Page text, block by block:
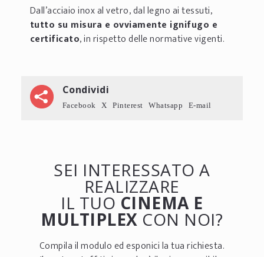
Dall’acciaio inox al vetro, dal legno ai tessuti,
tutto su misura e ovviamente ignifugo e
certificato, in rispetto delle normative vigenti.
Condividi
Facebook X Pinterest Whatsapp E-mail
SEI INTERESSATO A
REALIZZARE
IL TUO CINEMA E
MULTIPLEX CON NOI?
Compila il modulo ed esponici la tua richiesta.